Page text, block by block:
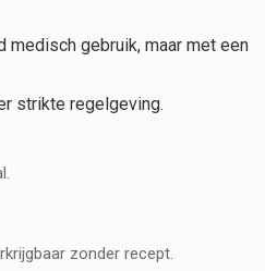
medisch gebruik, maar met een
strikte regelgeving.
zonder recept.